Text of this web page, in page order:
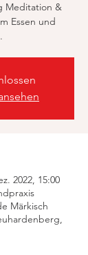
Meditation &
Essen und
2022, 15:00
Märkisch